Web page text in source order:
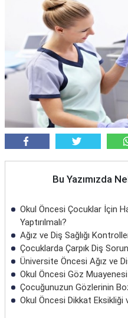
Bu Yazımızda
Okul Öncesi Çocuklar İçin
Yaptırılmalı?
Ağız ve Diş Sağlığı
Çocuklarda Çarpık Diş
Üniversite Öncesi Ağız ve
Okul Öncesi Göz Muayenesi
Çocuğunuzun Gözlerinin
Okul Öncesi Dikkat